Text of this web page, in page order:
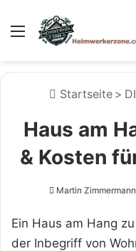
Menü
Startseite >
Haus am
& Kosten
Martin Zimmermann
Ein Haus am Hang zu
der Inbegriff von